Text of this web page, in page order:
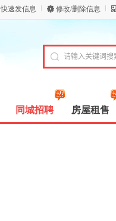
快速发信息 修改/删除信息
同城招聘 房屋租售